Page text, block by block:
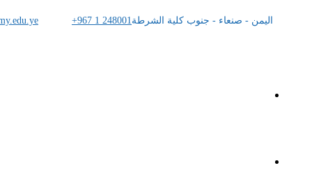
اليمن - صنعاء - جنوب كلية الشرطة+967 1 248001